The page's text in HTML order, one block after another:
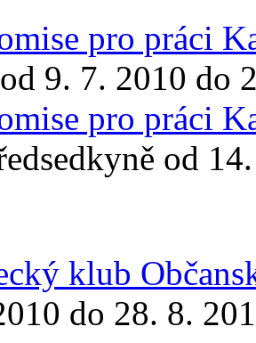
pro práci
9. 7. 2010 do
pro práci
od
klub
do 28. 8.